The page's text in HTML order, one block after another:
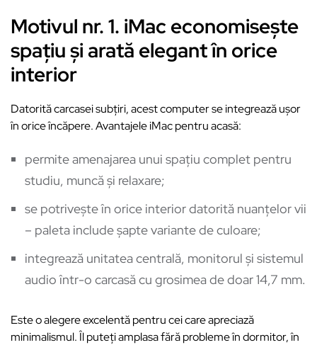
Motivul nr. 1. iMac economisește
spațiu și arată elegant în orice
interior
Datorită carcasei subțiri, acest computer se integrează ușor
în orice încăpere. Avantajele iMac pentru acasă:
permite amenajarea unui spațiu complet pentru
studiu, muncă și relaxare;
se potrivește în orice interior datorită nuanțelor vii
– paleta include șapte variante de culoare;
integrează unitatea centrală, monitorul și sistemul
audio într-o carcasă cu grosimea de doar 14,7 mm.
Este o alegere excelentă pentru cei care apreciază
minimalismul. Îl puteți amplasa fără probleme în dormitor, în